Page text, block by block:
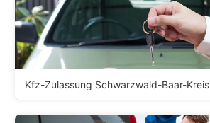
Kfz-Zulassung Schwarzwald-Baar-Kreis